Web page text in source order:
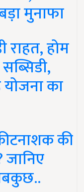
मुनाफा
राहत, होम
का
की